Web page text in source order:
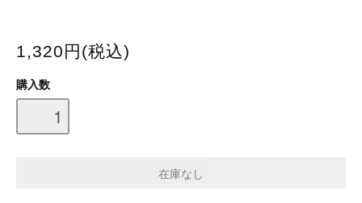
1,320円(税込)
購入数